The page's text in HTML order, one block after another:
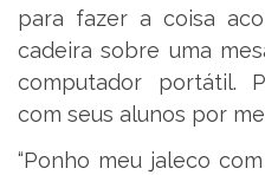
para fazer a coisa
cadeira sobre uma
computador portátil.
com seus alunos por
“Ponho meu jaleco